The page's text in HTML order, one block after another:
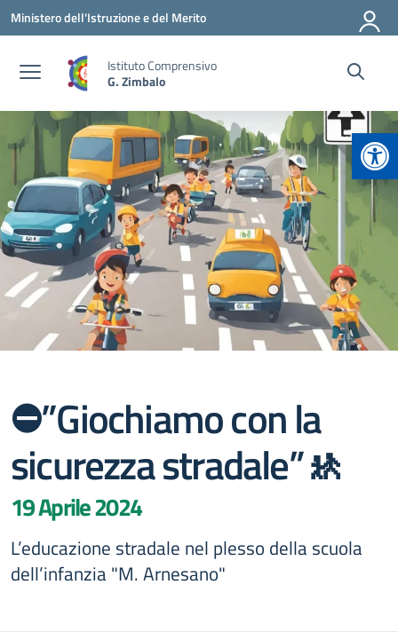
Vai ai contenuti
Vai al menu di navigazione
Vai al footer
Ministero dell'Istruzione e del Merito
Istituto Comprensivo
G. Zimbalo
⛔”Giochiamo con la
sicurezza stradale”🚸
19 Aprile 2024
L’educazione stradale nel plesso della scuola
dell’infanzia "M. Arnesano"